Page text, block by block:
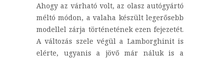
Ahogy az várható volt, az olasz autógyártó
méltó módon, a valaha készült legerősebb
modellel zárja történetének ezen fejezetét.
A változás szele végül a Lamborghinit is
elérte, ugyanis a jövő már náluk is a